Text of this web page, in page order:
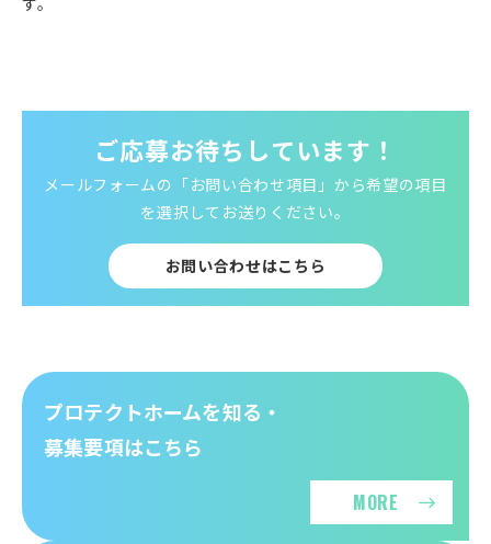
ご応募お待ちしています！
メールフォームの「お問い合わせ項目」から希望の項目
を選択してお送りください。
お問い合わせはこちら
プロテクトホームを知る・
募集要項はこちら
MORE